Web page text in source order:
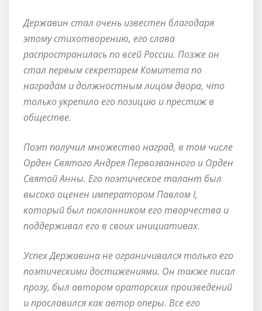
Державин стал очень известен благодаря
этому стихотворению, его слава
распространилась по всей России. Позже он
стал первым секретарем Комитета по
наградам и должностным лицом двора, что
только укрепило его позицию и престиж в
обществе.
Поэт получил множество наград, в том числе
Орден Святого Андрея Первозванного и Орден
Святой Анны. Его поэтическое талант был
высоко оценен императором Павлом I,
который был поклонником его творчества и
поддерживал его в своих инициативах.
Успех Державина не ограничивался только его
поэтическими достижениями. Он также писал
прозу, был автором ораторских произведений
и прославился как автор оперы. Все его